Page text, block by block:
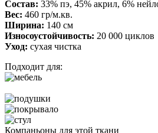
Состав: 33% пэ, 45% акрил, 6%
Вес: 460 гр/м.кв.
Ширина: 140 см
Износоустойчивость: 20 000 циклов
Уход: сухая чистка
Подходит для:
Компаньоны для этой ткани